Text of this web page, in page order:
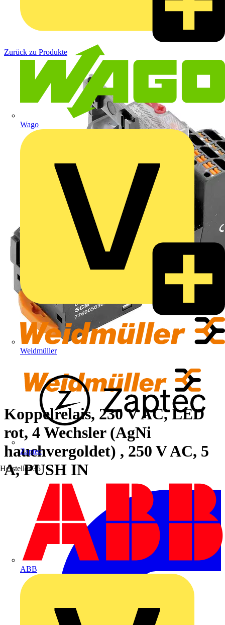
Wago
Weidmüller
Zaptec
Hersteller 35
ABB
Zurück zu Produkte
Koppelrelais, 230 V AC, LED
rot, 4 Wechsler (AgNi
hauchvergoldet) , 250 V AC, 5
A, PUSH IN